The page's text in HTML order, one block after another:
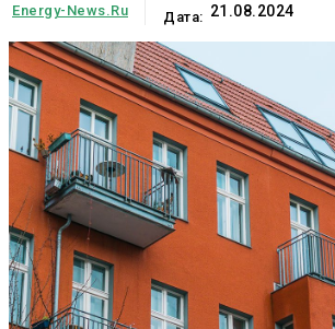
Energy-News.ru Дата: 21.08.2024